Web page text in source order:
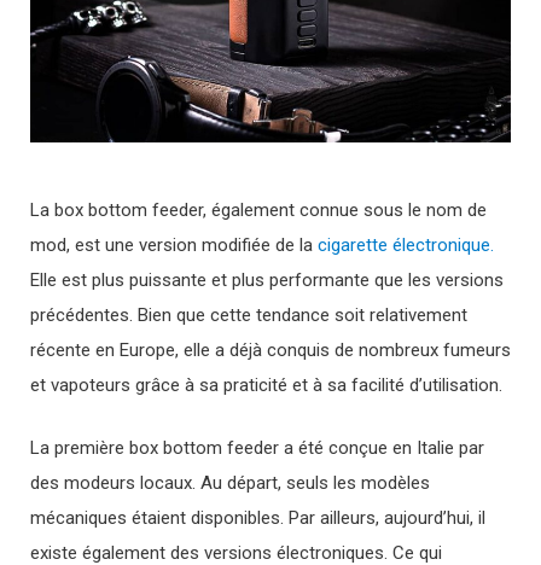
La box bottom feeder, également connue sous le nom de
mod, est une version modifiée de la cigarette électronique.
Elle est plus puissante et plus performante que les versions
précédentes. Bien que cette tendance soit relativement
récente en Europe, elle a déjà conquis de nombreux fumeurs
et vapoteurs grâce à sa praticité et à sa facilité d’utilisation.
La première box bottom feeder a été conçue en Italie par
des modeurs locaux. Au départ, seuls les modèles
mécaniques étaient disponibles. Par ailleurs, aujourd’hui, il
existe également des versions électroniques. Ce qui